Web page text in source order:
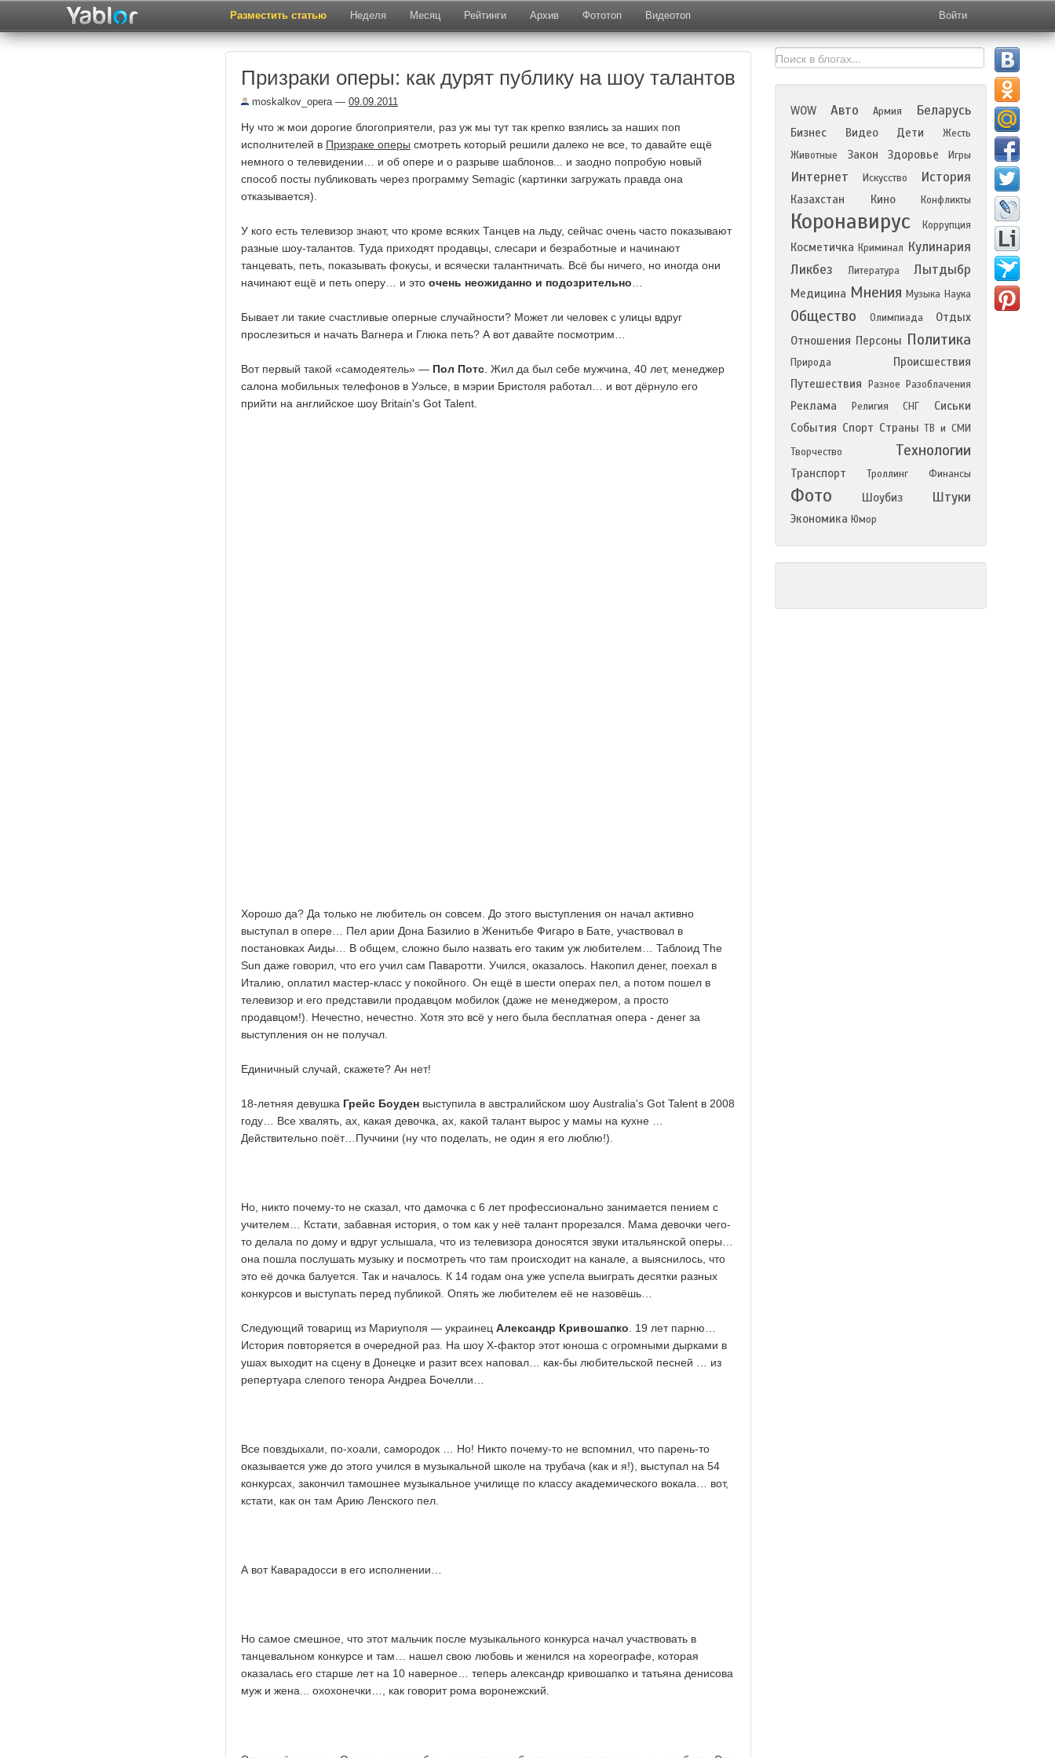
Разместить статью Неделя Месяц Рейтинги Архив Фототоп Видеотоп Войти
Призраки оперы: как дурят публику на шоу талантов
moskalkov_opera— 09.09.2011
Ну что ж мои дорогие блогоприятели, раз уж мы тут так крепко взялись за наших поп
исполнителей в Призраке оперы смотреть который решили далеко не все, то давайте ещё
немного о телевидении… и об опере и о разрыве шаблонов... и заодно попробую новый
способ посты публиковать через программу Semagic (картинки загружать правда она
отказывается).
У кого есть телевизор знают, что кроме всяких Танцев на льду, сейчас очень часто показывают
разные шоу-талантов. Туда приходят продавцы, слесари и безработные и начинают
танцевать, петь, показывать фокусы, и всячески талантничать. Всё бы ничего, но иногда они
начинают ещё и петь оперу… и это очень неожиданно и подозрительно
Бывает ли такие счастливые оперные случайности? Может ли человек с улицы вдруг
прослезиться и начать Вагнера и Глюка петь? А вот давайте посмотрим…
Вот первый такой «самодеятель» — Пол Потс . Жил да был себе мужчина, 40 лет, менеджер
салона мобильных телефонов в Уэльсе, в мэрии Бристоля работал… и вот дёрнуло его
прийти на английское шоу Britain's Got Talent.
Хорошо да? Да только не любитель он совсем. До этого выступления он начал активно
выступал в опере… Пел арии Дона Базилио в Женитьбе Фигаро в Бате, участвовал в
постановках Аиды… В общем, сложно было назвать его таким уж любителем… Таблоид The
Sun даже говорил, что его учил сам Паваротти. Учился, оказалось. Накопил денег, поехал в
Италию, оплатил мастер-класс у покойного. Он ещё в шести операх пел, а потом пошел в
телевизор и его представили продавцом мобилок (даже не менеджером, а просто
продавцом!). Нечестно, нечестно. Хотя это всё у него была бесплатная опера - денег за
выступления он не получал.
Единичный случай, скажете? Ан нет!
18-летняя девушка Грейс Боуден выступила в австралийском шоу Australia's Got Talent в 2008
году… Все хвалять, ах, какая девочка, ах, какой талант вырос у мамы на кухне …
Действительно поёт…Пуччини (ну что поделать, не один я его люблю!).
Но, никто почему-то не сказал, что дамочка с 6 лет профессионально занимается пением с
учителем… Кстати, забавная история, о том как у неё талант прорезался. Мама девочки чего-
то делала по дому и вдруг услышала, что из телевизора доносятся звуки итальянской оперы…
она пошла послушать музыку и посмотреть что там происходит на канале, а выяснилось, что
это её дочка балуется. Так и началось. К 14 годам она уже успела выиграть десятки разных
конкурсов и выступать перед публикой. Опять же любителем её не назовёшь…
Следующий товарищ из Мариуполя — украинец Александр Кривошапко . 19 лет парню…
История повторяется в очередной раз. На шоу Х-фактор этот юноша с огромными дырками в
ушах выходит на сцену в Донецке и разит всех наповал… как-бы любительской песней … из
репертуара слепого тенора Андреа Бочелли…
Все повздыхали, по-хоали, самородок … Но! Никто почему-то не вспомнил, что парень-то
оказывается уже до этого учился в музыкальной школе на трубача (как и я!), выступал на 54
конкурсах, закончил тамошнее музыкальное училище по классу академического вокала… вот,
кстати, как он там Арию Ленского пел.
А вот Каварадосси в его исполнении…
Но самое смешное, что этот мальчик после музыкального конкурса начал участвовать в
танцевальном конкурсе и там… нашел свою любовь и женился на хореографе, которая
оказалась его старше лет на 10 наверное… теперь александр кривошапко и татьяна денисова
муж и жена... охохонечки…, как говорит рома воронежский.
WOW Авто Армия Беларусь
Бизнес Видео Дети
Жесть
Животные
Закон Здоровье Игры
Интернет Искусство История
Казахстан Кино Конфликты
Коронавирус Коррупция
Косметичка Криминал Кулинария
Ликбез
Литература Лытдыбр
Медицина Мнения Музыка Наука
Общество Олимпиада
Отдых
Отношения Персоны Политика
Природа
Происшествия
Путешествия
Разное Разоблачения
Реклама Религия СНГ
Сиськи
События Спорт Страны ТВ и СМИ
Творчество
Технологии
Транспорт Троллинг Финансы
Фото Шоубиз Штуки
Экономика Юмор